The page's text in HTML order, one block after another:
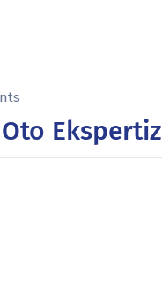
Ekspertiz